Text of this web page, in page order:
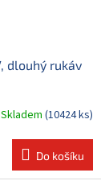
dlouhý rukáv
Skladem (10424 ks)
Do košíku